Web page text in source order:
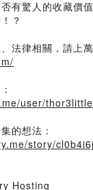
有驚人的收藏價值
？
法律相關，請上萬
user/thor3little
的想法：
story/
Hosting